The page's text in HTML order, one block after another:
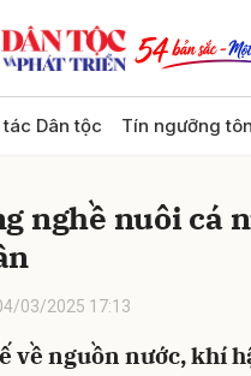
Dân tộc Tín ngưỡng
nghề nuôi cá
03/2025 17:13
về nguồn nước, khí